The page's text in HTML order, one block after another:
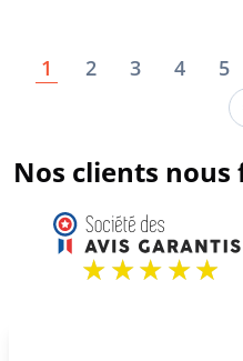
1 2 3 4 5
Nos clients